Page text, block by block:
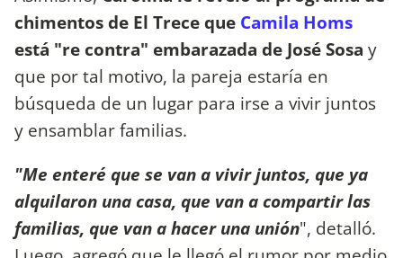
chimentos de El Trece que Camila Homs
está "re contra" embarazada de José Sosa y
que por tal motivo, la pareja estaría en
búsqueda de un lugar para irse a vivir juntos
y ensamblar familias.
"Me enteré que se van a vivir juntos, que ya
alquilaron una casa, que van a compartir las
familias, que van a hacer una unión", detalló.